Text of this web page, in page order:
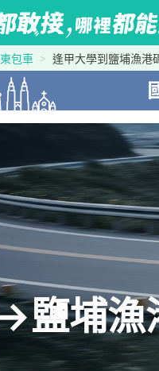
包車 逢甲大學到鹽埔漁港
鹽埔漁